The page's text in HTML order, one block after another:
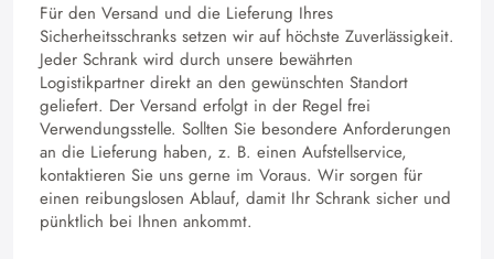
Für den Versand und die Lieferung Ihres
Sicherheitsschranks setzen wir auf höchste Zuverlässigkeit.
Jeder Schrank wird durch unsere bewährten
Logistikpartner direkt an den gewünschten Standort
geliefert. Der Versand erfolgt in der Regel frei
Verwendungsstelle. Sollten Sie besondere Anforderungen
an die Lieferung haben, z. B. einen Aufstellservice,
kontaktieren Sie uns gerne im Voraus. Wir sorgen für
einen reibungslosen Ablauf, damit Ihr Schrank sicher und
pünktlich bei Ihnen ankommt.